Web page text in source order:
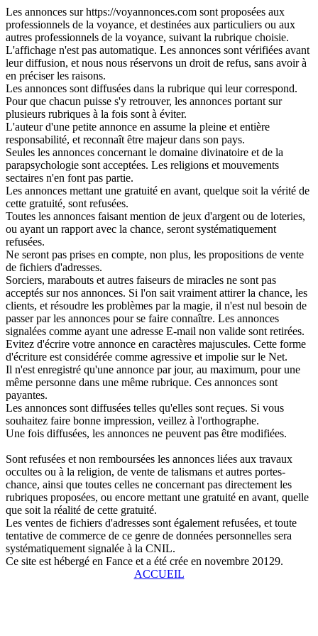
Les annonces sur https://voyannonces.com sont proposées aux
professionnels de la voyance, et destinées aux particuliers ou aux
autres professionnels de la voyance, suivant la rubrique choisie.
L'affichage n'est pas automatique. Les annonces sont vérifiées avant
leur diffusion, et nous nous réservons un droit de refus, sans avoir à
en préciser les raisons.
Les annonces sont diffusées dans la rubrique qui leur correspond.
Pour que chacun puisse s'y retrouver, les annonces portant sur
plusieurs rubriques à la fois sont à éviter.
L'auteur d'une petite annonce en assume la pleine et entière
responsabilité, et reconnaît être majeur dans son pays.
Seules les annonces concernant le domaine divinatoire et de la
parapsychologie sont acceptées. Les religions et mouvements
sectaires n'en font pas partie.
Les annonces mettant une gratuité en avant, quelque soit la vérité de
cette gratuité, sont refusées.
Toutes les annonces faisant mention de jeux d'argent ou de loteries,
ou ayant un rapport avec la chance, seront systématiquement
refusées.
Ne seront pas prises en compte, non plus, les propositions de vente
de fichiers d'adresses.
Sorciers, marabouts et autres faiseurs de miracles ne sont pas
acceptés sur nos annonces. Si l'on sait vraiment attirer la chance, les
clients, et résoudre les problèmes par la magie, il n'est nul besoin de
passer par les annonces pour se faire connaître. Les annonces
signalées comme ayant une adresse E-mail non valide sont retirées.
Evitez d'écrire votre annonce en caractères majuscules. Cette forme
d'écriture est considérée comme agressive et impolie sur le Net.
Il n'est enregistré qu'une annonce par jour, au maximum, pour une
même personne dans une même rubrique. Ces annonces sont
payantes.
Les annonces sont diffusées telles qu'elles sont reçues. Si vous
souhaitez faire bonne impression, veillez à l'orthographe.
Une fois diffusées, les annonces ne peuvent pas être modifiées.
Sont refusées et non remboursées les annonces liées aux travaux
occultes ou à la religion, de vente de talismans et autres portes-
chance, ainsi que toutes celles ne concernant pas directement les
rubriques proposées, ou encore mettant une gratuité en avant, quelle
que soit la réalité de cette gratuité.
Les ventes de fichiers d'adresses sont également refusées, et toute
tentative de commerce de ce genre de données personnelles sera
systématiquement signalée à la CNIL.
Ce site est hébergé en Fance et a été crée en novembre 20129.
ACCUEIL